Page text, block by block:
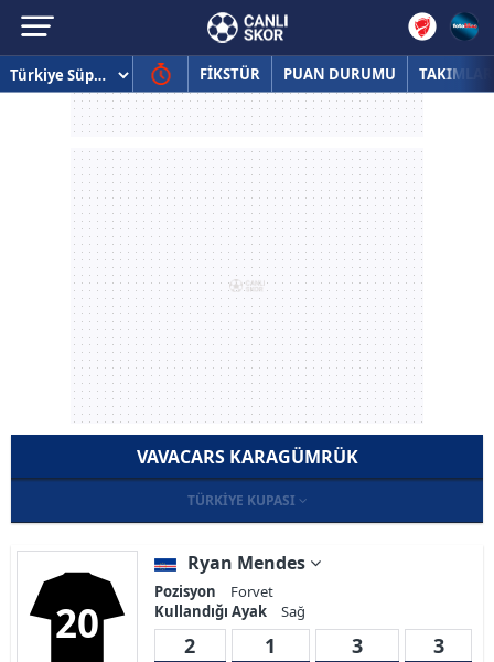
FİKSTÜR PUAN DURUMU TAKIMLAR
VAVACARS KARAGÜMRÜK
TÜRKIYE KUPASI
20
Ryan Mendes
Pozisyon
Forvet
Kullandığı Ayak
Sağ
2 1 3 3